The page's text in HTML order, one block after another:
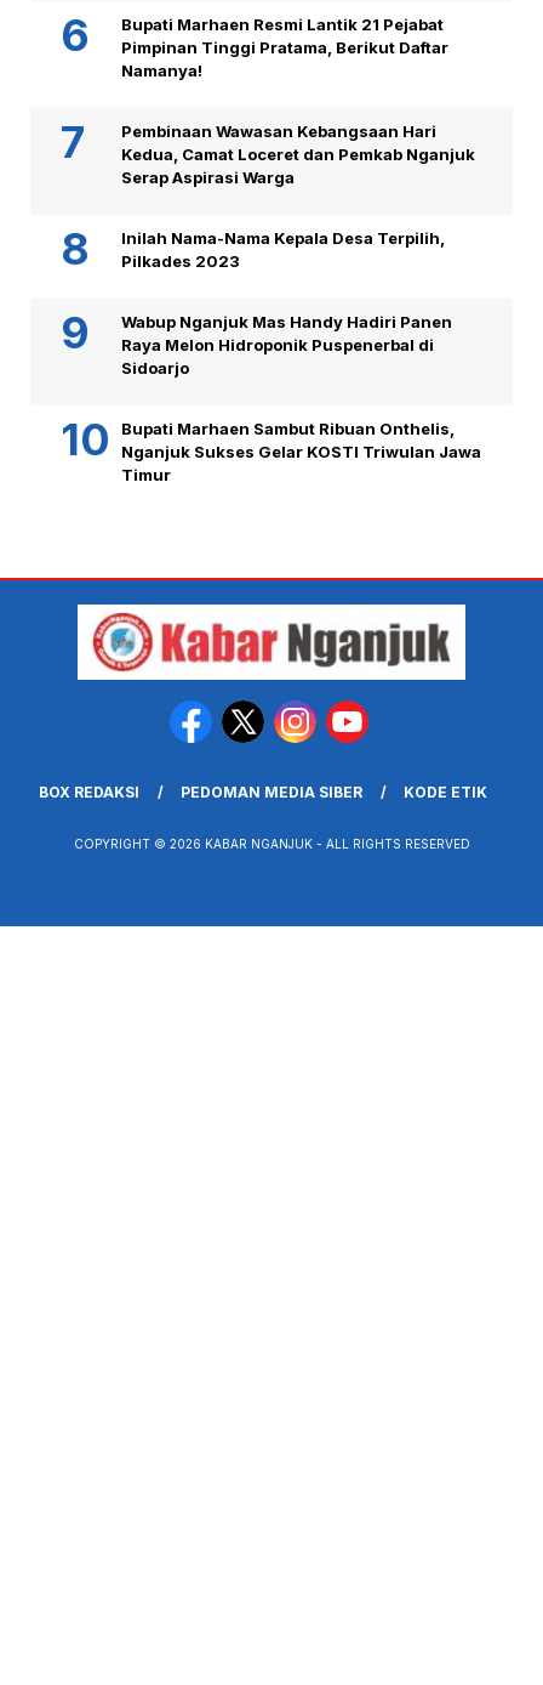
Bupati Marhaen Resmi Lantik 21 Pejabat
Pimpinan Tinggi Pratama, Berikut Daftar
Namanya!
Pembinaan Wawasan Kebangsaan Hari
Kedua, Camat Loceret dan Pemkab Nganjuk
Serap Aspirasi Warga
Inilah Nama-Nama Kepala Desa Terpilih,
Pilkades 2023
Wabup Nganjuk Mas Handy Hadiri Panen
Raya Melon Hidroponik Puspenerbal di
Sidoarjo
Bupati Marhaen Sambut Ribuan Onthelis,
Nganjuk Sukses Gelar KOSTI Triwulan Jawa
Timur
BOX REDAKSI PEDOMAN MEDIA SIBER KODE ETIK
COPYRIGHT © 2026 KABAR NGANJUK - ALL RIGHTS RESERVED